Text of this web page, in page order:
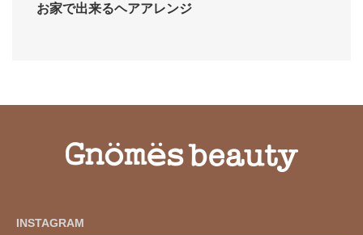
お家で出来るヘアアレンジ
INSTAGRAM